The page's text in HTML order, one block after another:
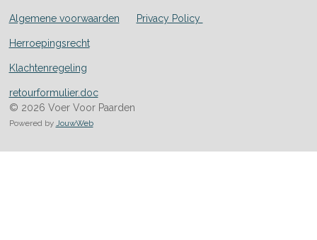
Algemene voorwaarden Privacy Policy
Herroepingsrecht
Klachtenregeling
retourformulier.doc
© 2026 Voer Voor Paarden
Powered by JouwWeb